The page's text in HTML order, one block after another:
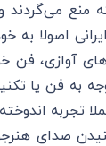
منع می‌گردند
ایرانی اصولا
آوازی، فن
به فن یا
تجربه
صدای